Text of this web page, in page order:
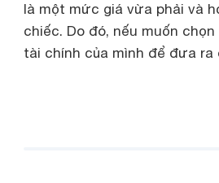
là một mức giá vừa phải và
chiếc. Do đó, nếu muốn
tài chính của mình để đưa